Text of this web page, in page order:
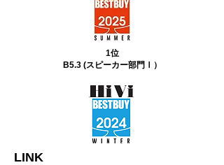
1位
B5.3 (スピーカー部門Ⅰ）
LINK